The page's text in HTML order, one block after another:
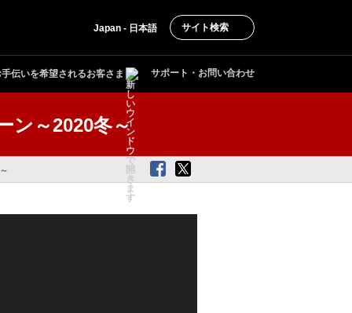
Japan - 日本語 サイト検索
伝いを希望されるお客さま サポート・お問い合わせ
ン～2020冬～